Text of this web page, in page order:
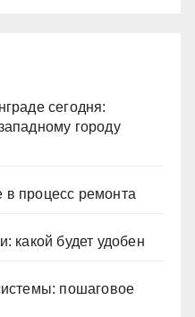
сегодня:
городу
процесс ремонта
какой будет удобен
пошаговое